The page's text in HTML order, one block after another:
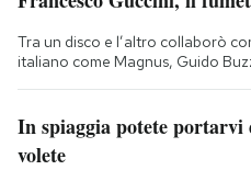
Tra un disco e l’altro collaborò
italiano come Magnus, Guido
In spiaggia potete portarvi
volete